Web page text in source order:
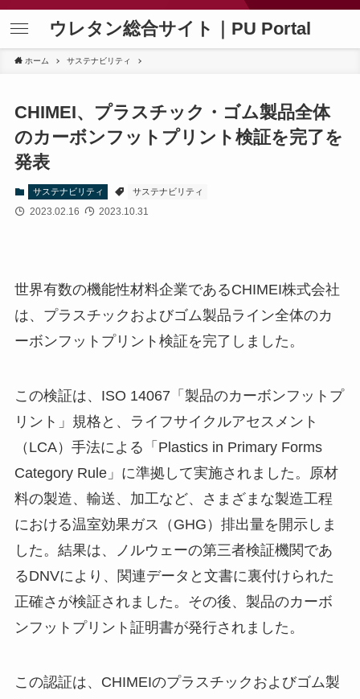
ウレタン総合サイト｜PU Portal
ホーム サステナビリティ
CHIMEI、プラスチック・ゴム製品全体
のカーボンフットプリント検証を完了を
発表
サステナビリティ サステナビリティ
2023.02.16 2023.10.31
世界有数の機能性材料企業であるCHIMEI株式会社
は、プラスチックおよびゴム製品ライン全体のカ
ーボンフットプリント検証を完了しました。
この検証は、ISO 14067「製品のカーボンフットプ
リント」規格と、ライフサイクルアセスメント
（LCA）手法による「Plastics in Primary Forms
Category Rule」に準拠して実施されました。原材
料の製造、輸送、加工など、さまざまな製造工程
における温室効果ガス（GHG）排出量を開示しま
した。結果は、ノルウェーの第三者検証機関であ
るDNVにより、関連データと文書に裏付けられた
正確さが検証されました。その後、製品のカーボ
ンフットプリント証明書が発行されました。
この認証は、CHIMEIのプラスチックおよびゴム製